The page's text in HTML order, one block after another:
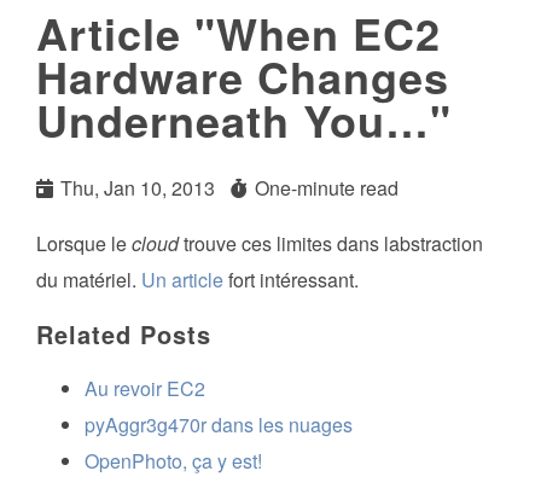
Article "When EC2
Hardware Changes
Underneath You…"
Thu, Jan 10, 2013
One-minute read
Lorsque lecloudtrouve ces limites dans labstraction
du matériel. Un articlefort intéressant.
Related Posts
Au revoir EC2
pyAggr3g470r dans les nuages
OpenPhoto, ça y est!